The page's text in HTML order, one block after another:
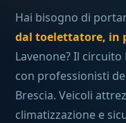
Hai bisogno di
dal toelettatore, in
Lavenone? Il
con professionisti
Brescia. Veicoli
climatizzazione e